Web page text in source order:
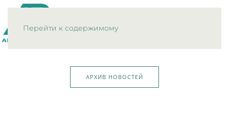
Перейти к содержимому
АРХИВ НОВОСТЕЙ